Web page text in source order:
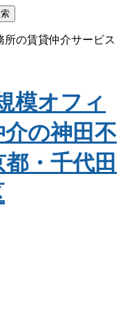
の賃貸仲介サービス